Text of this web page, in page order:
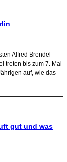
Alfred Brendel
treten bis zum 7. Mai
auf, wie das
gut und was